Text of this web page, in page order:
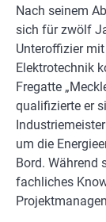
Nach seinem
sich für zwölf
Unteroffizier
Elektrotechnik
Fregatte
qualifizierte er
um die
Bord. Während
fachliches